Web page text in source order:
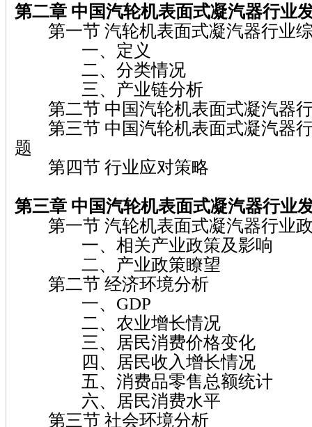
第二章 中国汽轮机表面式凝汽器行业
第一节 汽轮机表面式凝汽器行业
一、定义
二、分类情况
三、产业链分析
第二节 中国汽轮机表面式凝汽器
第三节 中国汽轮机表面式凝汽器
题
第四节 行业应对策略
第三章 中国汽轮机表面式凝汽器行业
第一节 汽轮机表面式凝汽器行业
一、相关产业政策及影响
二、产业政策瞭望
第二节 经济环境分析
一、GDP
二、农业增长情况
三、居民消费价格变化
四、居民收入增长情况
五、消费品零售总额统计
六、居民消费水平
第三节 社会环境分析